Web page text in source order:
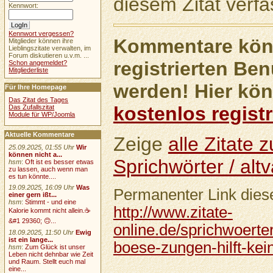
Kommentare
registrierten
werden! Hier
kostenlos
Zeigealle Zitate
Sprichwörter /
Permanenter Link
http://www.zitate-
online.de/
boese-zungen-hilft-
Kennwort:
Kennwort vergessen?
Mitglieder können ihre
Lieblingszitate verwalten, im
Forum diskutieren u.v.m. ...
Schon angemeldet?
Mitgliederliste
Für Ihre Homepage
Das Zitat des Tages
Das Zufallszitat
Module für WP/Joomla
Aktuelle Kommentare
25.09.2025, 01:55 Uhr Wir
können nicht a...
hsm:Oft ist es besser etwas
zu lassen, auch wenn man
es tun könnte....
19.09.2025, 16:09 Uhr Was
einer gern ißt...
hsm:Stimmt - und eine
Kalorie kommt nicht allein.☕
&#1 29360; 🙃...
18.09.2025, 11:50 Uhr Ewig
ist ein lange...
hsm:Zum Glück ist unser
Leben nicht dehnbar wie Zeit
und Raum. Stellt euch mal
eine...